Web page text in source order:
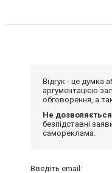
Відгук - це думка
аргументацією
обговорення, а
Не
безпідставні
самореклама.
Введіть email: